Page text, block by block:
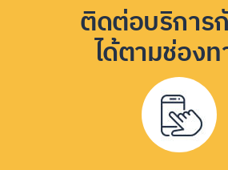
ติดต่อบริการ
ได้ตามช่อง